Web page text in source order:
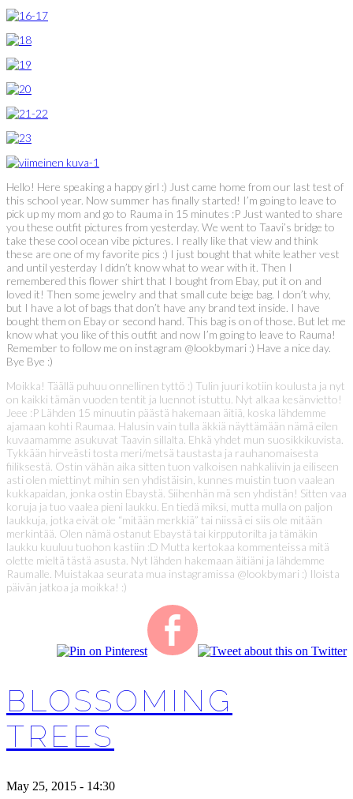
Hello! Here speaking a happy girl :) Just came home from our last test of
this school year. Now summer has finally started! I’m going to leave to
pick up my mom and go to Rauma in 15 minutes :P Just wanted to share
you these outfit pictures from yesterday. We went to Taavi’s bridge to
take these cool ocean vibe pictures. I really like that view and think
these are one of my favorite pics :) I just bought that white leather vest
and until yesterday I didn’t know what to wear with it. Then I
remembered this flower shirt that I bought from Ebay, put it on and
loved it! Then some jewelry and that small cute beige bag. I don’t why,
but I have a lot of bags that don’t have any brand text inside. I have
bought them on Ebay or second hand. This bag is on of those. But let me
know what you like of this outfit and now I’m going to leave to Rauma!
Remember to follow me on instagram @lookbymari :) Have a nice day.
Bye Bye :)
Moikka! Täällä puhuu onnellinen tyttö :) Tulin juuri kotiin koulusta ja nyt
on kaikki tämän vuoden tentit ja luennot istuttu. Nyt alkaa kesänvietto!
Jeee :P Lähden 15 minuutin päästä hakemaan äitiä, koska lähdemme
ajamaan kohti Raumaa. Halusin vain tulla äkkiä näyttämään nämä eilen
kuvaamamme asukuvat Taavin sillalta. Ehkä yhdet mun suosikkikuvista.
Tykkään hirveästi tosta meri/metsä taustasta ja rauhanomaisesta
fiiliksestä. Ostin vähän aika sitten tuon valkoisen nahkaliivin ja eiliseen
asti olen miettinyt mihin sen yhdistäisin, kunnes muistin tuon vaalean
kukkapaidan, jonka ostin Ebaystä. Siihenhän mä sen yhdistän! Sitten vaa
koruja ja tuo vaalea pieni laukku. En tiedä miksi, mutta mulla on paljon
laukkuja, jotka eivät ole “mitään merkkiä” tai niissä ei siis ole mitään
merkintää. Olen nämä ostanut Ebaystä tai kirpputorilta ja tämäkin
laukku kuuluu tuohon kastiin :D Mutta kertokaa kommenteissa mitä
olette mieltä tästä asusta. Nyt lähden hakemaan äitiäni ja lähdemme
Raumalle. Muistakaa seurata mua instagramissa @lookbymari :) Iloista
päivän jatkoa ja moikka! :)
BLOSSOMING
TREES
May 25, 2015 - 14:30